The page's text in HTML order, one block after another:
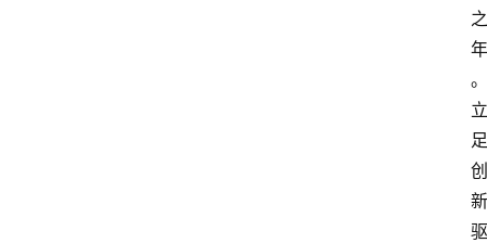
之
年
。
立
足
创
新
驱